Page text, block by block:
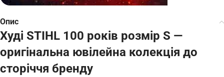
Опис
Худі STIHL 100 років розмір S —
оригінальна ювілейна колекція до
сторіччя бренду